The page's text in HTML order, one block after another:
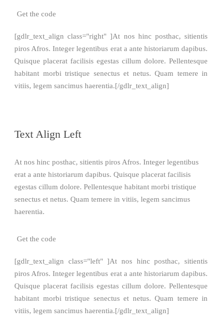
Get the code
[gdlr_text_align class="right" ]At nos hinc posthac, sitientis
piros Afros. Integer legentibus erat a ante historiarum dapibus.
Quisque placerat facilisis egestas cillum dolore. Pellentesque
habitant morbi tristique senectus et netus. Quam temere in
vitiis, legem sancimus haerentia.[/gdlr_text_align]
Text Align Left
At nos hinc posthac, sitientis piros Afros. Integer legentibus
erat a ante historiarum dapibus. Quisque placerat facilisis
egestas cillum dolore. Pellentesque habitant morbi tristique
senectus et netus. Quam temere in vitiis, legem sancimus
haerentia.
Get the code
[gdlr_text_align class="left" ]At nos hinc posthac, sitientis
piros Afros. Integer legentibus erat a ante historiarum dapibus.
Quisque placerat facilisis egestas cillum dolore. Pellentesque
habitant morbi tristique senectus et netus. Quam temere in
vitiis, legem sancimus haerentia.[/gdlr_text_align]